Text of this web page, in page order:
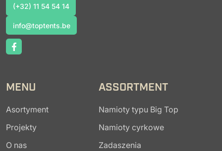
(+32) 11 54 54 14
info@toptents.be
info@toptents.be
MENU
Asortyment
Projekty
O nas
ASSORTMENT
Namioty typu Big Top
Namioty cyrkowe
Zadaszenia